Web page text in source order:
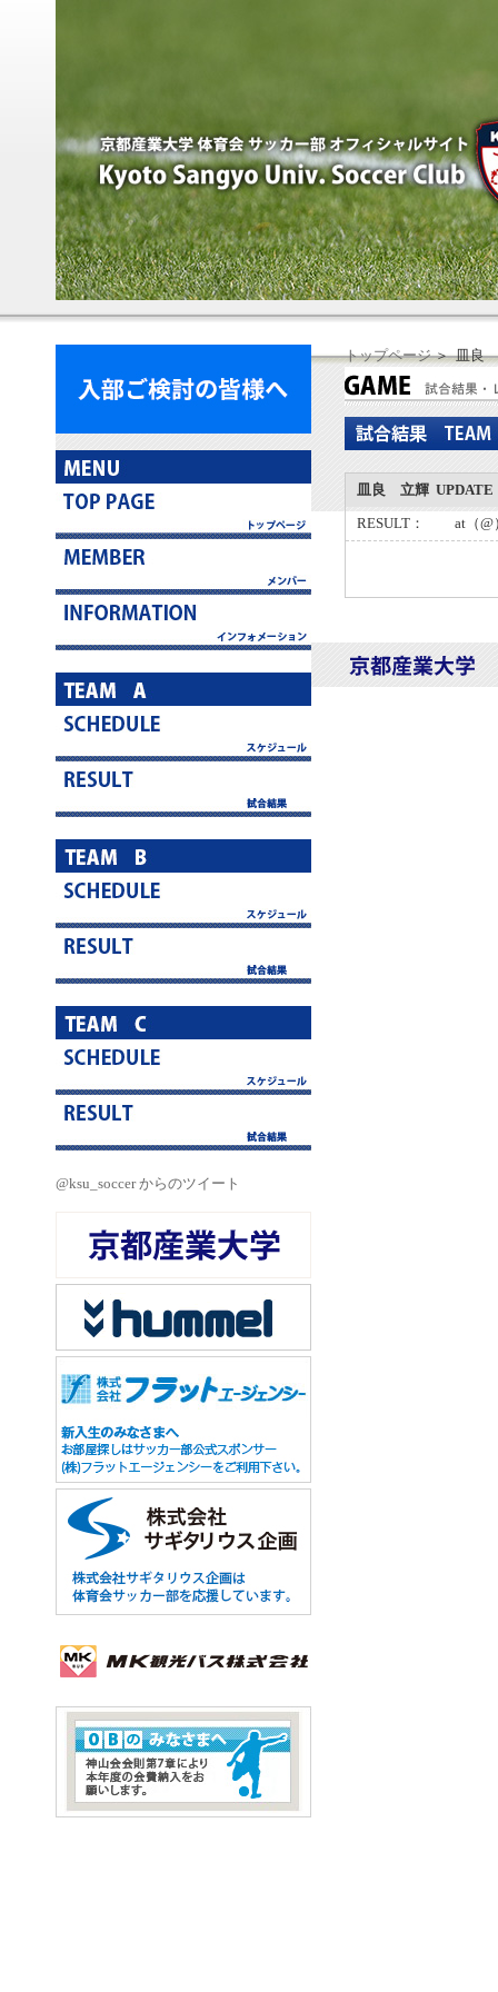
@ksu_soccer からのツイート
トップページ＞ 皿良
皿良 立輝 UPDATE
RESULT： at（@